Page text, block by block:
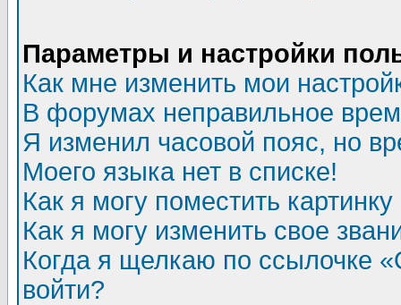
Параметры и настройки
Как мне изменить мои
В форумах неправильное
Я изменил часовой пояс, но
Моего языка нет в списке!
Как я могу поместить
Как я могу изменить свое
Когда я щелкаю по ссылочке
войти?